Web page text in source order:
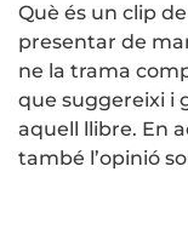
Què és un clip
presentar de
ne la trama
que suggereixi i
aquell llibre. En
també l’opinió